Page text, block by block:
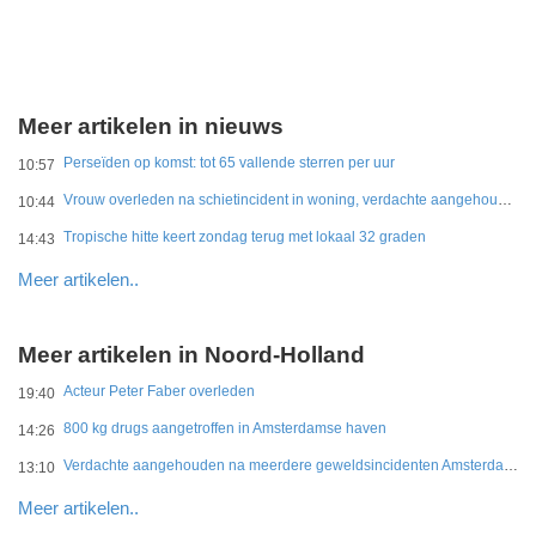
Meer artikelen in nieuws
10:57 Perseïden op komst: tot 65 vallende sterren per uur
10:44 Vrouw overleden na schietincident in woning, verdachte aangehouden
14:43 Tropische hitte keert zondag terug met lokaal 32 graden
Meer artikelen..
Meer artikelen in Noord-Holland
19:40 Acteur Peter Faber overleden
14:26 800 kg drugs aangetroffen in Amsterdamse haven
13:10 Verdachte aangehouden na meerdere geweldsincidenten Amsterdam-West
Meer artikelen..